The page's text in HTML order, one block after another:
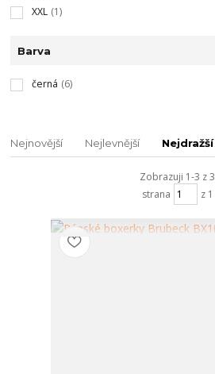
XXL (1)
Barva
černá (6)
Nejnovější Nejlevnější Nejdražší
Zobrazuji 1-3 z 3
strana
z 1